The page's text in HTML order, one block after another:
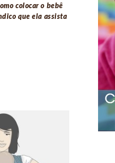
colocar o bebê
que ela assista